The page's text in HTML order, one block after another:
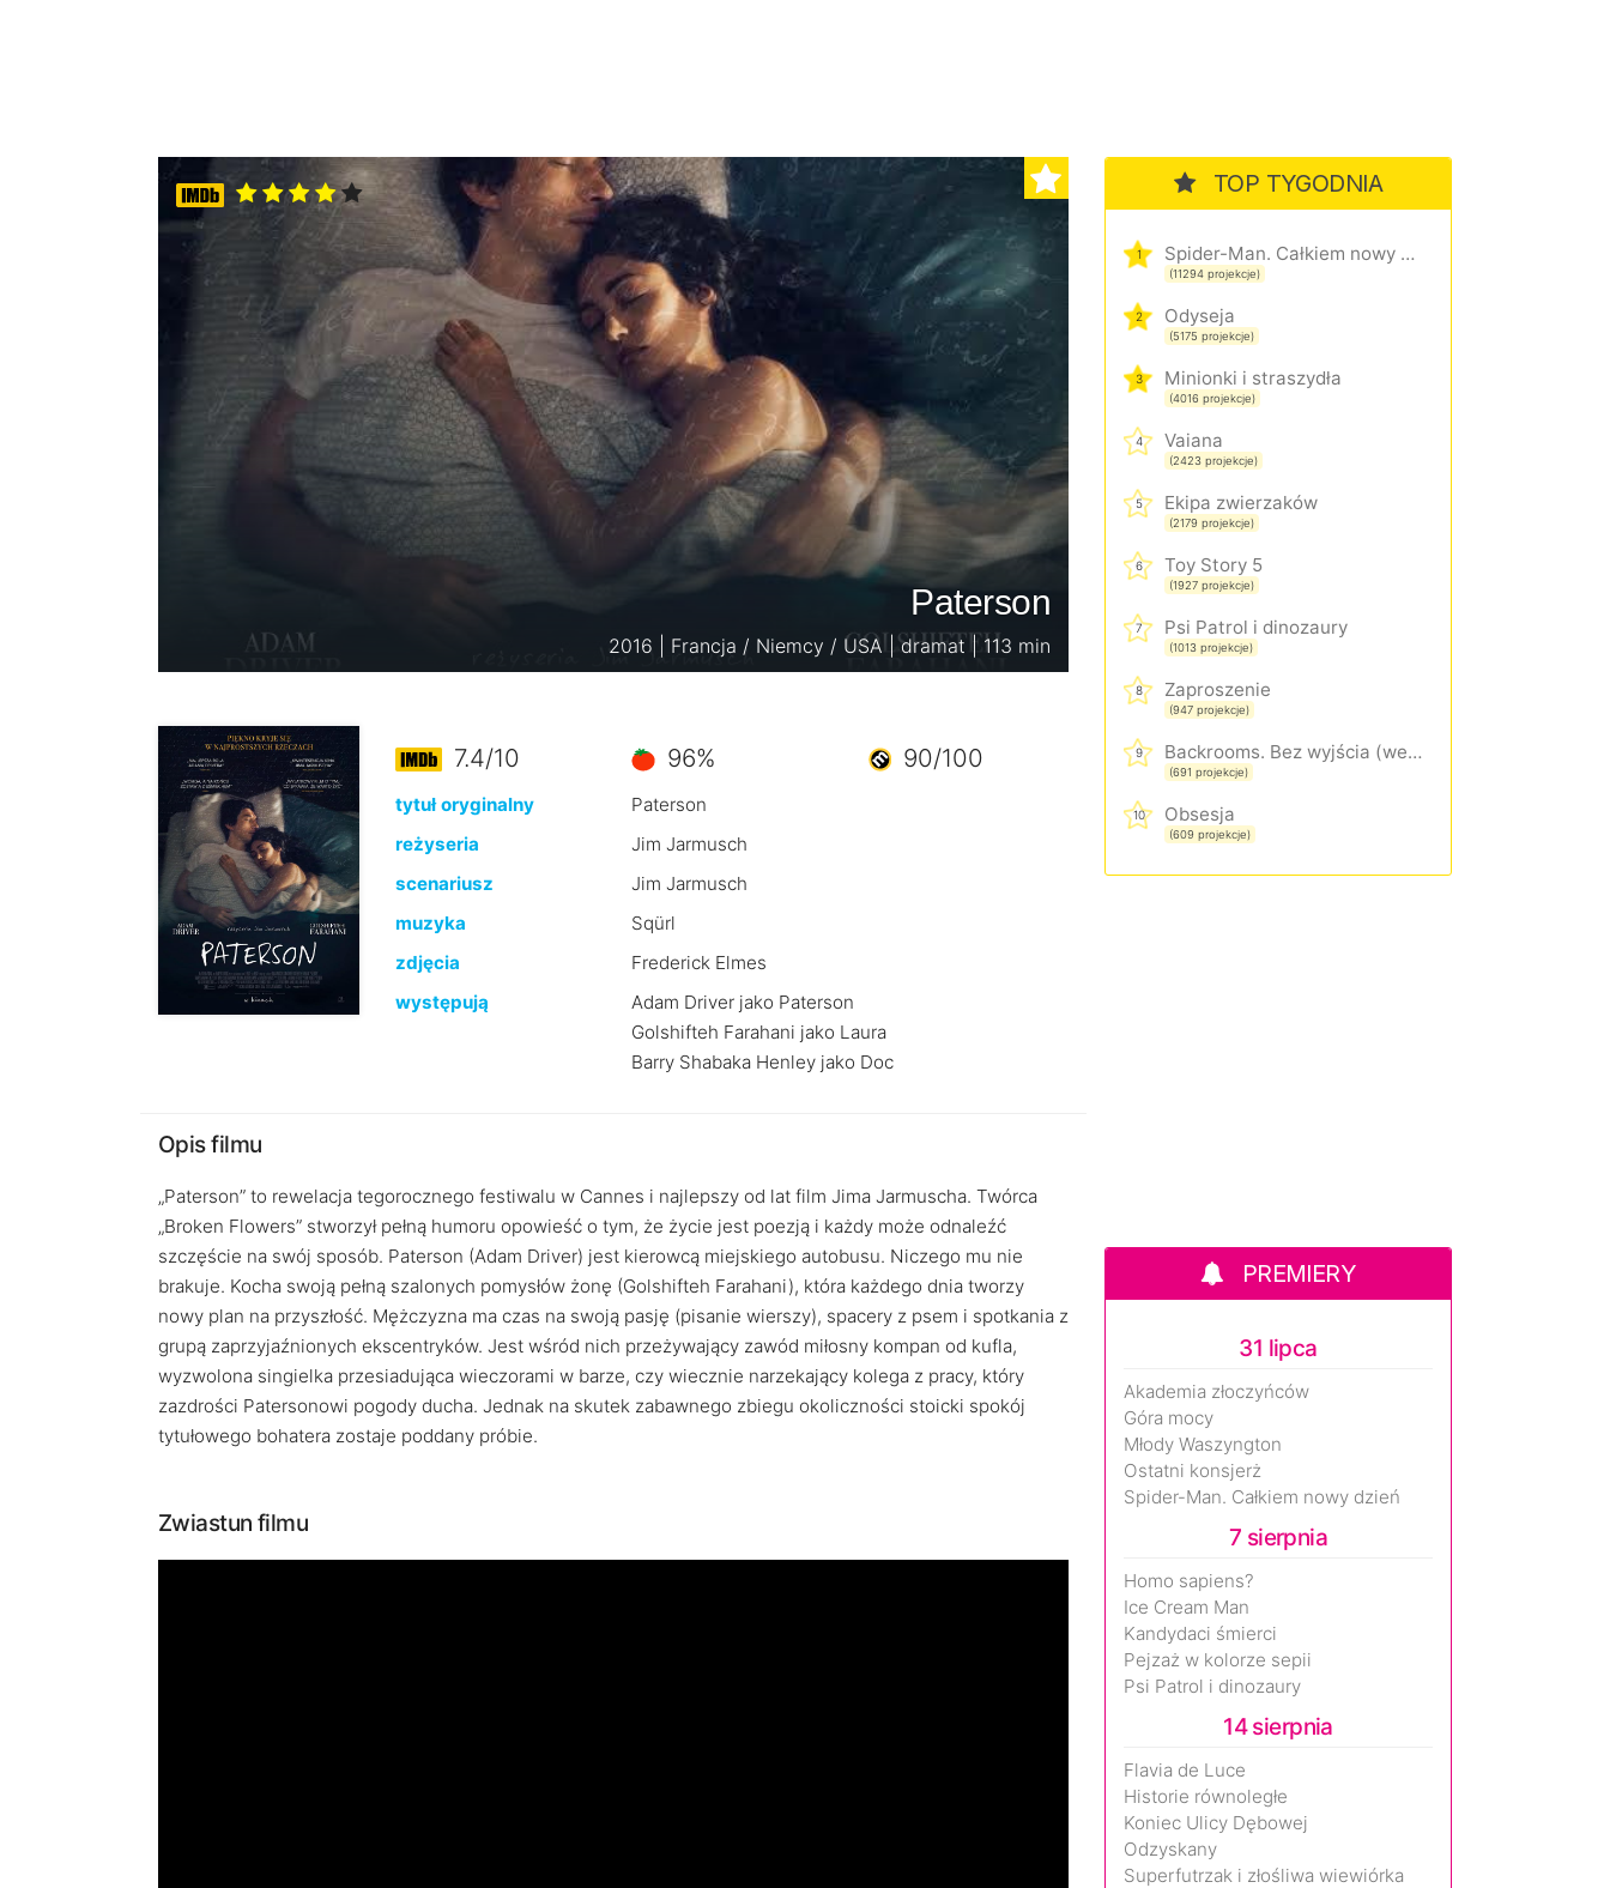
Paterson
2016 | Francja / Niemcy / USA | dramat | 113 min
7.4/10 96% 90/100
tytuł oryginalny
Paterson
reżyseria
Jim Jarmusch
scenariusz
Jim Jarmusch
muzyka
Sqürl
zdjęcia
Frederick Elmes
występują
Adam Driver jako Paterson
Golshifteh Farahani jako Laura
Barry Shabaka Henley jako Doc
Opis filmu
„Paterson” to rewelacja tegorocznego festiwalu w Cannes i najlepszy od lat film Jima Jarmuscha. Twórca
„Broken Flowers” stworzył pełną humoru opowieść o tym, że życie jest poezją i każdy może odnaleźć
szczęście na swój sposób. Paterson (Adam Driver) jest kierowcą miejskiego autobusu. Niczego mu nie
brakuje. Kocha swoją pełną szalonych pomysłów żonę (Golshifteh Farahani), która każdego dnia tworzy
nowy plan na przyszłość. Mężczyzna ma czas na swoją pasję (pisanie wierszy), spacery z psem i spotkania z
grupą zaprzyjaźnionych ekscentryków. Jest wśród nich przeżywający zawód miłosny kompan od kufla,
wyzwolona singielka przesiadująca wieczorami w barze, czy wiecznie narzekający kolega z pracy, który
zazdrości Patersonowi pogody ducha. Jednak na skutek zabawnego zbiegu okoliczności stoicki spokój
tytułowego bohatera zostaje poddany próbie.
Zwiastun filmu
TOP TYGODNIA
1 Spider-Man. Całkiem nowy dzień
(11294 projekcje)
2 Odyseja
(5175 projekcje)
3 Minionki i straszydła
(4016 projekcje)
4 Vaiana
(2423 projekcje)
5 Ekipa zwierzaków
(2179 projekcje)
6 Toy Story 5
(1927 projekcje)
7 Psi Patrol i dinozaury
(1013 projekcje)
8 Zaproszenie
(947 projekcje)
9 Backrooms. Bez wyjścia (wersja rozszerzona)
(691 projekcje)
10 Obsesja
(609 projekcje)
PREMIERY
31 lipca
Akademia złoczyńców
Góra mocy
Młody Waszyngton
Ostatni konsjerż
Spider-Man. Całkiem nowy dzień
7 sierpnia
Homo sapiens?
Ice Cream Man
Kandydaci śmierci
Pejzaż w kolorze sepii
Psi Patrol i dinozaury
14 sierpnia
Flavia de Luce
Historie równoległe
Koniec Ulicy Dębowej
Odzyskany
Superfutrzak i złośliwa wiewiórka